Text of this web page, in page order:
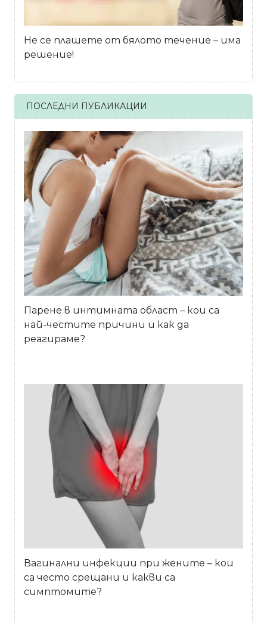
Не се плашете от бялото течение – има
решение!
ПОСЛЕДНИ ПУБЛИКАЦИИ
Парене в интимната област – кои са
най-честите причини и как да
реагираме?
Вагинални инфекции при жените – кои
са често срещани и какви са
симптомите?